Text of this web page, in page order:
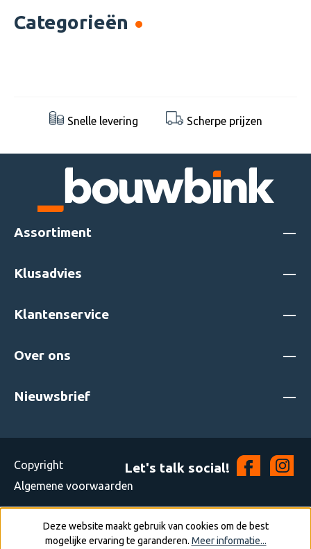
Categorieën
Shop nu
Shop nu
Shop nu
Snelle levering Scherpe prijzen
Assortiment
Klusadvies
Klantenservice
Over ons
Nieuwsbrief
Copyright Let's talk social!
Algemene voorwaarden
Deze website maakt gebruik van cookies om de best
mogelijke ervaring te garanderen. Meer informatie...